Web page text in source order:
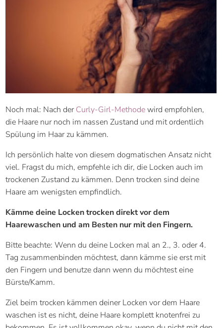
Noch mal: Nach derCurly-Girl-Methodewird empfohlen,
die Haare nur noch im nassen Zustand und mit ordentlich
Spülung im Haar zu kämmen.
Ich persönlich halte von diesem dogmatischen Ansatz nicht
viel. Fragst du mich, empfehle ich dir, die Locken auch im
trockenen Zustand zu kämmen. Denn trocken sind deine
Haare am wenigsten empfindlich.
Kämme deine Locken trocken direkt vor dem
Haarewaschen und am Besten nur mit den Fingern.
Bitte beachte: Wenn du deine Locken mal an 2., 3. oder 4.
Tag zusammenbinden möchtest, dann kämme sie erst mit
den Fingern und benutze dann wenn du möchtest eine
Bürste/Kamm.
Ziel beim trocken kämmen deiner Locken vor dem Haare
waschen ist es nicht, deine Haare komplett knotenfrei zu